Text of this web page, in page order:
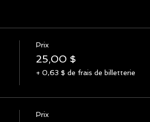
Prix
25,00 $
+ 0,63 $ de frais de billetterie
Prix